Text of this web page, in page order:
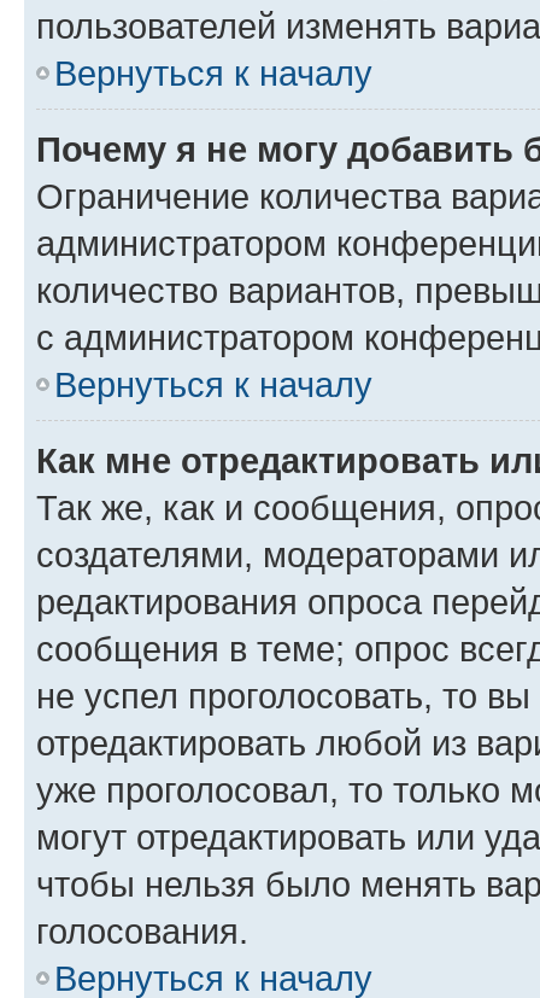
пользователей изменять
Вернуться к началу
Почему я не могу добавить
Ограничение количества
администратором
количество вариантов,
с администратором
Вернуться к началу
Как мне отредактировать
Так же, как и сообщения,
создателями, модераторами
редактирования опроса
сообщения в теме; опрос
не успел проголосовать, то
отредактировать любой из
уже проголосовал, то только
могут отредактировать или
чтобы нельзя было менять
голосования.
Вернуться к началу